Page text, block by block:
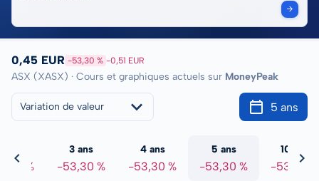
0,45 EUR -53,30 % -0,51 EUR
ASX (XASX) · Cours et graphiques actuels sur MoneyPeak
Variation de valeur 5 ans
%
3 ans
-53,30 %
4 ans
-53,30 %
5 ans
-53,30 %
10 ans
-53,30 %